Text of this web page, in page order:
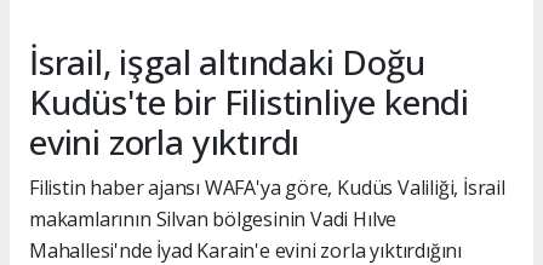
İsrail, işgal altındaki Doğu
Kudüs'te bir Filistinliye kendi
evini zorla yıktırdı
Filistin haber ajansı WAFA'ya göre, Kudüs Valiliği, İsrail
makamlarının Silvan bölgesinin Vadi Hılve
Mahallesi'nde İyad Karain'e evini zorla yıktırdığını